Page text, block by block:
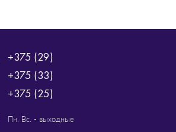
+375 (29)
+375 (33)
+375 (25)
Пн. Вс. - выходные